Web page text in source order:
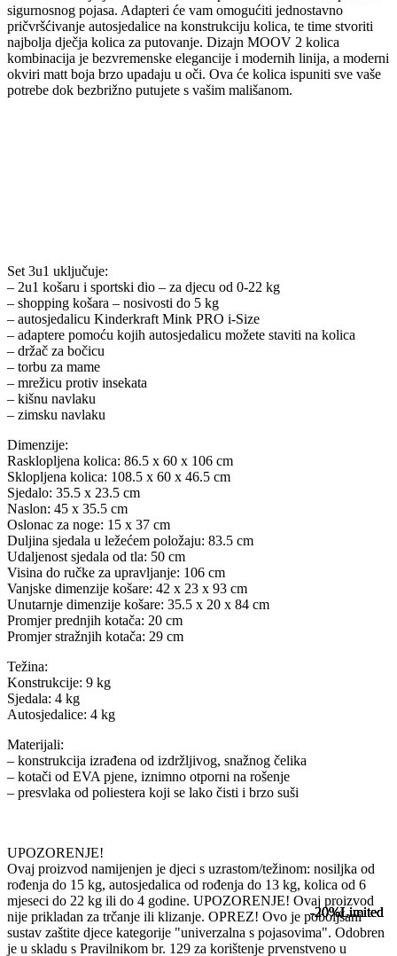
-20%Limited
-20%Limited
sigurnosnog pojasa. Adapteri će vam omogućiti jednostavno
pričvršćivanje autosjedalice na konstrukciju kolica, te time stvoriti
najbolja dječja kolica za putovanje. Dizajn MOOV 2 kolica
kombinacija je bezvremenske elegancije i modernih linija, a moderni
okviri matt boja brzo upadaju u oči. Ova će kolica ispuniti sve vaše
potrebe dok bezbrižno putujete s vašim mališanom.
Set 3u1 uključuje:
– 2u1 košaru i sportski dio – za djecu od 0-22 kg
– shopping košara – nosivosti do 5 kg
– autosjedalicu Kinderkraft Mink PRO i-Size
– adaptere pomoću kojih autosjedalicu možete staviti na kolica
– držač za bočicu
– torbu za mame
– mrežicu protiv insekata
– kišnu navlaku
– zimsku navlaku
Dimenzije:
Rasklopljena kolica: 86.5 x 60 x 106 cm
Sklopljena kolica: 108.5 x 60 x 46.5 cm
Sjedalo: 35.5 x 23.5 cm
Naslon: 45 x 35.5 cm
Oslonac za noge: 15 x 37 cm
Duljina sjedala u ležećem položaju: 83.5 cm
Udaljenost sjedala od tla: 50 cm
Visina do ručke za upravljanje: 106 cm
Vanjske dimenzije košare: 42 x 23 x 93 cm
Unutarnje dimenzije košare: 35.5 x 20 x 84 cm
Promjer prednjih kotača: 20 cm
Promjer stražnjih kotača: 29 cm
Težina:
Konstrukcije: 9 kg
Sjedala: 4 kg
Autosjedalice: 4 kg
Materijali:
– konstrukcija izrađena od izdržljivog, snažnog čelika
– kotači od EVA pjene, iznimno otporni na rošenje
– presvlaka od poliestera koji se lako čisti i brzo suši
UPOZORENJE!
Ovaj proizvod namijenjen je djeci s uzrastom/težinom: nosiljka od
rođenja do 15 kg, autosjedalica od rođenja do 13 kg, kolica od 6
mjeseci do 22 kg ili do 4 godine. UPOZORENJE! Ovaj proizvod
nije prikladan za trčanje ili klizanje. OPREZ! Ovo je poboljšani
sustav zaštite djece kategorije "univerzalna s pojasovima". Odobren
je u skladu s Pravilnikom br. 129 za korištenje prvenstveno u
-20%Limited
-20%Limited